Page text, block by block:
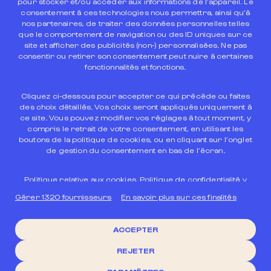
consentement à ces technologies nous permettra, ainsi qu’à
nos partenaires, de traiter des données personnelles telles
que le comportement de navigation ou des ID uniques sur ce
site et afficher des publicités (non-) personnalisées. Ne pas
consentir ou retirer son consentement peut nuire à certaines
fonctionnalités et fonctions.
Cliquez ci-dessous pour accepter ce qui précède ou faites
des choix détaillés. Vos choix seront appliqués uniquement à
ce site. Vous pouvez modifier vos réglages à tout moment, y
compris le retrait de votre consentement, en utilisant les
boutons de la politique de cookies, ou en cliquant sur l’onglet
de gestion du consentement en bas de l’écran.
Politique relative aux cookies, Politique de confidentialité y
Gérer 1320 fournisseurs En savoir plus sur ces finalités
ACCEPTER
REJETER
RÉSERVEZ
Désormais membre de Room Mate Hotels,
profitez de 10 % de réduction sur le web en
Groupe leader dans letourisme durable
Privacy policy WebConditions d´utilisation